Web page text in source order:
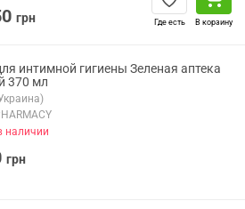
грн Где есть В корзину
интимной гигиены Зеленая аптека
370 мл
наличии
грн